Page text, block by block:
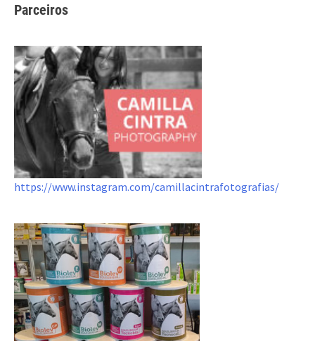
Parceiros
https://www.instagram.com/camillacintrafotografias/